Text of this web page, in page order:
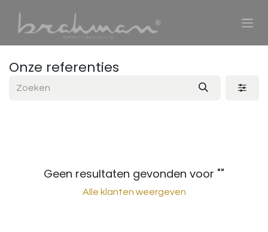
Onze referenties
Geen resultaten gevonden voor ""
Alle klanten weergeven